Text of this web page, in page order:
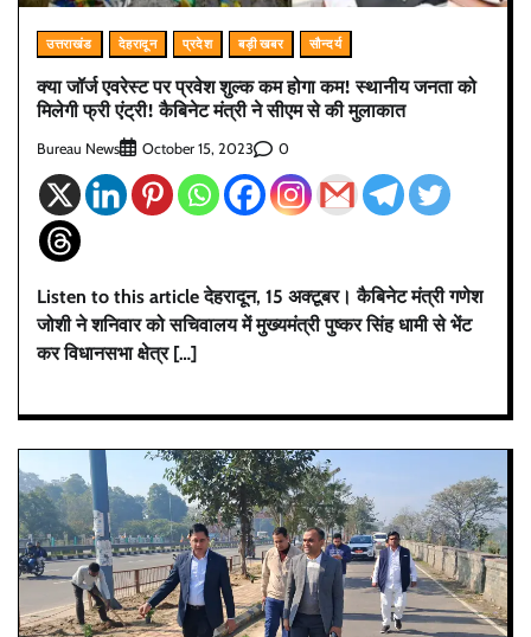
उत्तराखंड देहरादून प्रदेश बड़ी खबर सौन्दर्य
क्या जॉर्ज एवरेस्ट पर प्रवेश शुल्क कम होगा कम! स्थानीय जनता को
मिलेगी फ्री एंट्री! कैबिनेट मंत्री ने सीएम से की मुलाकात
Bureau News October 15, 2023 0
Listen to this article देहरादून, 15 अक्टूबर। कैबिनेट मंत्री गणेश
जोशी ने शनिवार को सचिवालय में मुख्यमंत्री पुष्कर सिंह धामी से भेंट
कर विधानसभा क्षेत्र […]